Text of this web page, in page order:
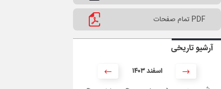
PDF تمام صفحات
آرشیو تاریخی
۱۴۰۳ اسفند